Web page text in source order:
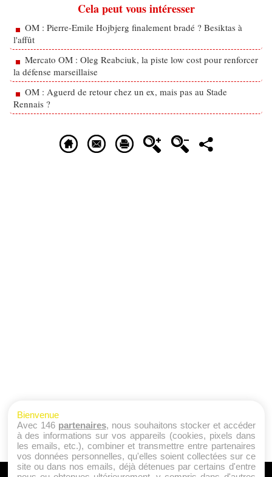
Cela peut vous intéresser
OM : Pierre-Emile Hojbjerg finalement bradé ? Besiktas à
l'affût
Mercato OM : Oleg Reabciuk, la piste low cost pour renforcer
la défense marseillaise
OM : Aguerd de retour chez un ex, mais pas au Stade
Rennais ?
Bienvenue
Avec 146 partenaires, nous souhaitons stocker et accéder
à des informations sur vos appareils (cookies, pixels dans
les emails, etc.), combiner et transmettre entre partenaires
vos données personnelles, qu'elles soient collectées sur ce
site ou dans nos emails, déjà détenues par certains d'entre